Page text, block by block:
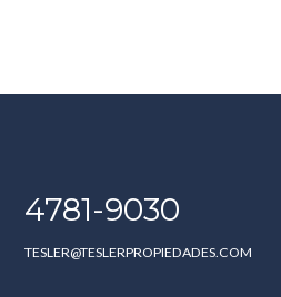
4781-9030
TESLER@TESLERPROPIEDADES.COM